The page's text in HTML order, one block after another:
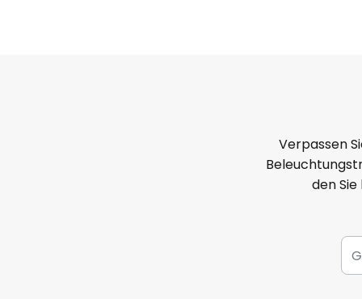
Verpassen
den